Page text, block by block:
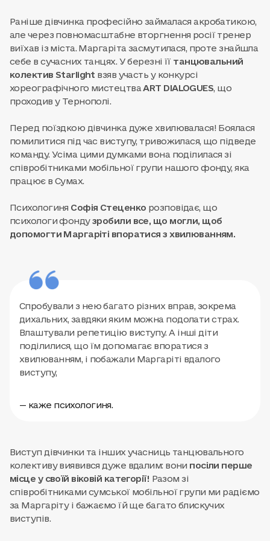
Раніше дівчинка професійно займалася акробатикою,
але через повномасштабне вторгнення росії тренер
виїхав із міста. Маргаріта засмутилася, проте знайшла
себе в сучасних танцях. У березні її танцювальний
колектив Starlight взяв участь у конкурсі
хореографічного мистецтваART DIALOGUES, що
проходив у Тернополі.
Перед поїздкою дівчинка дуже хвилювалася! Боялася
помилитися під час виступу, тривожилася, що підведе
команду. Усіма цими думками вона поділилася зі
співробітниками мобільної групи нашого фонду, яка
працює в Сумах.
Психологиня Софія Стеценко розповідає, що
психологи фондузробили все, що могли, щоб
допомогти Маргаріті впоратися з хвилюванням.
Спробували з нею багато різних вправ, зокрема
дихальних, завдяки яким можна подолати страх.
Влаштували репетицію виступу. А інші діти
поділилися, що їм допомагає впоратися з
хвилюванням, і побажали Маргаріті вдалого
виступу,
— каже психологиня.
Виступ дівчинки та інших учасниць танцювального
колективу виявився дуже вдалим: вони посіли перше
місце у своїй віковій категорії! Разом зі
співробітниками сумської мобільної групи ми радіємо
за Маргаріту і бажаємо їй ще багато блискучих
виступів.